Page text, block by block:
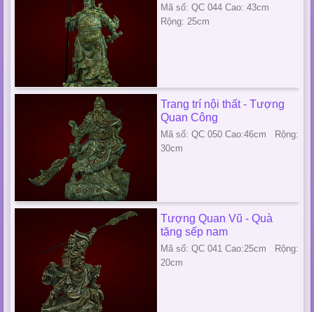
Mã số: QC 044 Cao: 43cm
Rộng: 25cm
Trang trí nội thất - Tượng
Quan Công
Mã số: QC 050 Cao:46cm Rộng:
30cm
Tượng Quan Vũ - Quà
tặng sếp nam
Mã số: QC 041 Cao:25cm Rộng:
20cm